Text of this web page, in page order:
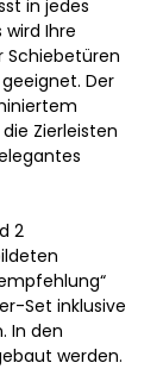
in jedes
Ihre
Schiebetüren
Der
Zierleisten
2
Set inklusive
In den
werden.